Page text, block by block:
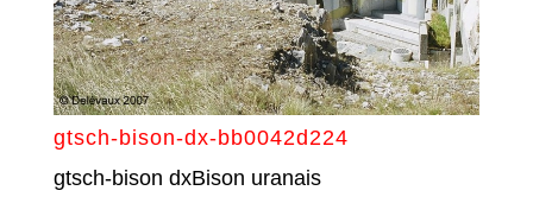
gtsch-bison-dx-bb0042d224
gtsch-bison dxBison uranais